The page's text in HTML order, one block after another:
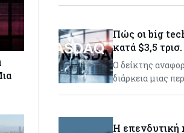
Πώς οι big
κατά $3,5 τρισ.
Ο δείκτης
διάρκεια μιας
Η επενδυτική